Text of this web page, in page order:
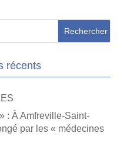
récents
: À Amfreville-Saint-
par les « médecines